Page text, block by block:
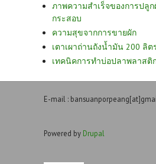
ภาพความสำเร็จของการปลูก
กระสอบ
ความสุขจากการขายผัก
เตาเผาถ่านถังน้ำมัน 200 ลิต
เทคนิคการทำบ่อปลาพลาสติ
E-mail :
Powered by Drupal